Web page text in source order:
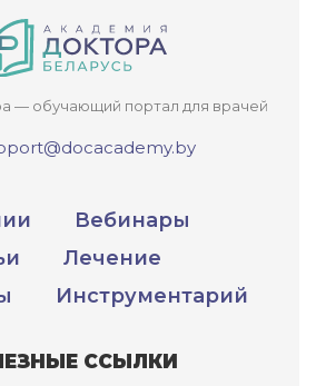
— обучающий портал для врачей
Вебинары
Лечение
Инструментарий
ССЫЛКИ